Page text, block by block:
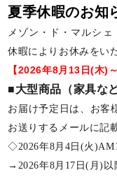
夏季休暇のお知
メゾン・ド・マルシ
休暇によりお休みをい
【2026年8月13日(木)
■大型商品（家具な
お届け予定日は、お客
お送りするメールに記
◇2026年8月4日(火
→2026年8月17日(月)以